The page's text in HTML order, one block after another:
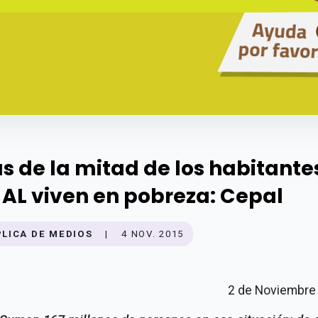
de la mitad de los
viven en pobreza: Cepal
DE MEDIOS | 4 NOV. 2015
2 de